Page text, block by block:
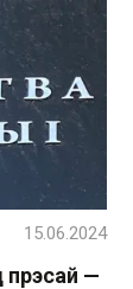
—
15.06.2024